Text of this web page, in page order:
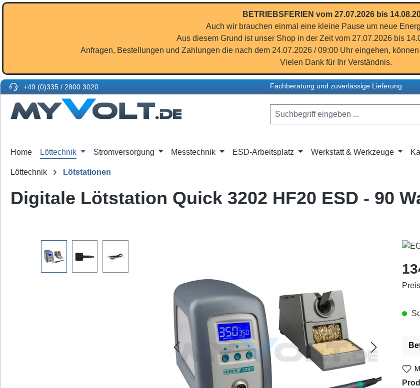
BETRIEBSFERIEN vom 27.07.2026 bis
Auch wir brauchen einmal eine kleine Pause um neue
Aus diesem Grund ist unser Shop in der Zeit vom 27.07.2026 bis
Anfragen, Bestellungen und Zahlungen die nach dem 24.07.2026 / 09:00 Uhr eingehen,
Vielen Dank für Ihr Verständnis.
+49 (0)335 / 2800 3020 Fachberatung und zuverlässige Lieferung
Home Löttechnik Stromversorgung Messtechnik ESD-Arbeitsplatz Werkstatt & Werkzeuge
Löttechnik Lötstationen
Digitale Lötstation Quick 3202 HF20 ESD - 90